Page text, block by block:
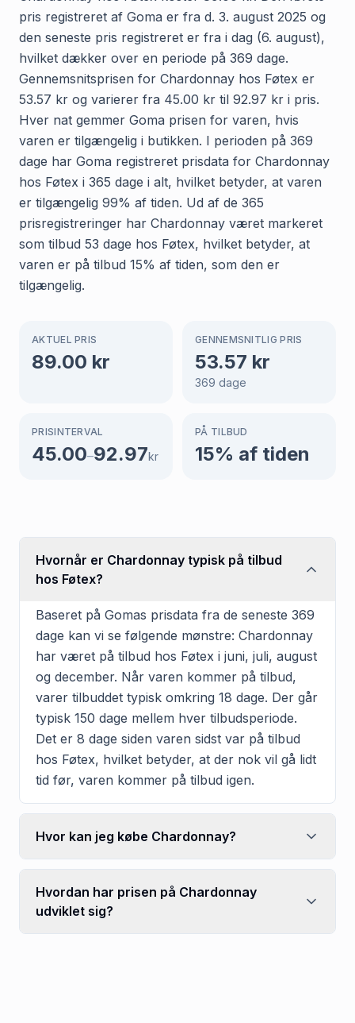
pris registreret af Goma er fra d. 3. august 2025 og
den seneste pris registreret er fra i dag (6. august),
hvilket dækker over en periode på 369 dage.
Gennemsnitsprisen for Chardonnay hos Føtex er
53.57 kr og varierer fra 45.00 kr til 92.97 kr i pris.
Hver nat gemmer Goma prisen for varen, hvis
varen er tilgængelig i butikken. I perioden på 369
dage har Goma registreret prisdata for Chardonnay
hos Føtex i 365 dage i alt, hvilket betyder, at varen
er tilgængelig 99% af tiden. Ud af de 365
prisregistreringer har Chardonnay været markeret
som tilbud 53 dage hos Føtex, hvilket betyder, at
varen er på tilbud 15% af tiden, som den er
tilgængelig.
AKTUEL PRIS
89.00 kr
GENNEMSNITLIG PRIS
53.57 kr
369 dage
PRISINTERVAL
45.00–92.97kr
PÅ TILBUD
15% af tiden
Hvornår er Chardonnay typisk på tilbud
hos Føtex?
Baseret på Gomas prisdata fra de seneste 369
dage kan vi se følgende mønstre: Chardonnay
har været på tilbud hos Føtex i juni, juli, august
og december. Når varen kommer på tilbud,
varer tilbuddet typisk omkring 18 dage. Der går
typisk 150 dage mellem hver tilbudsperiode.
Det er 8 dage siden varen sidst var på tilbud
hos Føtex, hvilket betyder, at der nok vil gå lidt
tid før, varen kommer på tilbud igen.
Hvor kan jeg købe Chardonnay?
Hvordan har prisen på Chardonnay
udviklet sig?